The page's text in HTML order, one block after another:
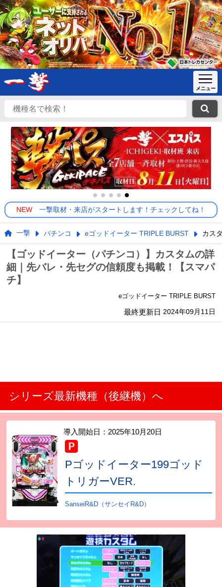
NEW 一撃取材・来店がスタートします！チェックしてね！
一撃 パチンコ eゴッドイーター TRIPLE BURST カス
【ゴッドイーター（パチンコ）】カスタムの詳
細｜先バレ・先セグの信頼度も掲載！【スマパ
チ】
eゴッドイーター TRIPLE BURST
最終更新日 2024年09月11日
シリーズ最新機種（後継機）へ
導入開始日： 2025年10月20日
Pゴッドイーター199ゴッド
トリガーVER.
SanseiR&D（サンセイR&D）